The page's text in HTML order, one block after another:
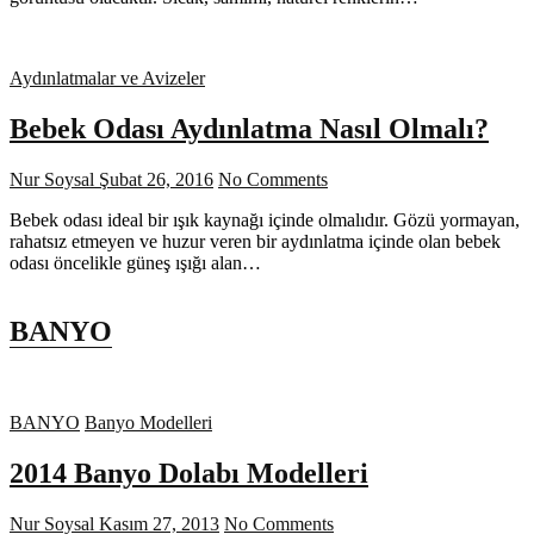
Aydınlatmalar ve Avizeler
Bebek Odası Aydınlatma Nasıl Olmalı?
Nur Soysal Şubat 26, 2016 No Comments
Bebek odası ideal bir ışık kaynağı içinde olmalıdır. Gözü yormayan,
rahatsız etmeyen ve huzur veren bir aydınlatma içinde olan bebek
odası öncelikle güneş ışığı alan…
BANYO
BANYO Banyo Modelleri
2014 Banyo Dolabı Modelleri
Nur Soysal Kasım 27, 2013 No Comments